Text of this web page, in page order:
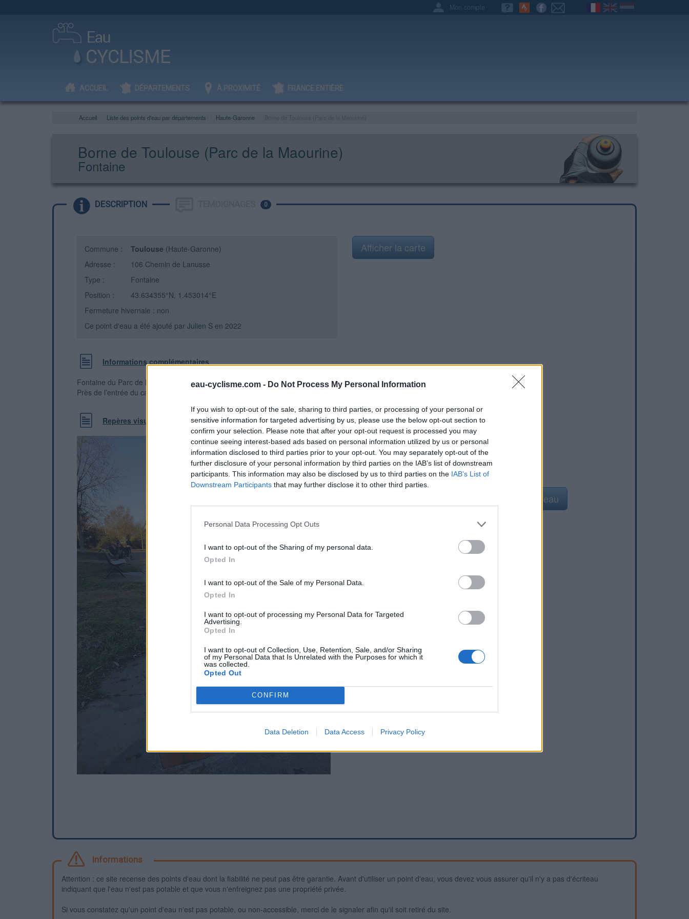
eau-cyclisme.com - Do Not Process My Personal Information
If you wish to opt-out of the sale, sharing to third parties, or processing of your personal or
sensitive information for targeted advertising by us, please use the below opt-out section to
confirm your selection. Please note that after your opt-out request is processed you may
continue seeing interest-based ads based on personal information utilized by us or personal
information disclosed to third parties prior to your opt-out. You may separately opt-out of the
further disclosure of your personal information by third parties on the IAB’s list of downstream
participants. This information may also be disclosed by us to third parties on the IAB’s List of
Downstream Participants that may further disclose it to other third parties.
Personal Data Processing Opt Outs
I want to opt-out of the Sharing of my personal data.
Opted In
I want to opt-out of the Sale of my Personal Data.
Opted In
I want to opt-out of processing my Personal Data for Targeted
Advertising.
Opted In
I want to opt-out of Collection, Use, Retention, Sale, and/or Sharing
of my Personal Data that Is Unrelated with the Purposes for which it
was collected.
Opted Out
CONFIRM
Data Deletion Data Access Privacy Policy
Mon compte
ACCUEIL DÉPARTEMENTS À PROXIMITÉ FRANCE ENTIÈRE
Accueil Liste des points d'eau par départements Haute-Garonne
Borne de Toulouse (Parc de la Maourine)
Fontaine
DESCRIPTION 0
Commune : Toulouse (Haute-Garonne)
Adresse :
106 Chemin de Lanusse
Type :
Fontaine
Position :
43.634355°N, 1.453014°E
Fermeture hivernale : non
Ce point d'eau a été ajouté par Julien S en 2022
Informations complémentaires
Fontaine du Parc de la Maourine, au bord du lac en face des jeux pour enfants.
Près de l’entrée du carrefour Chemin de Lanusse-Avenue Bourgès-Maunoury.
Repères visuels
Afficher la carte
Ajouter un point d'eau
Informations
Attention : ce site recense des points d'eau dont la fiabilité ne peut pas être garantie. Avant d'utiliser un point d'eau, vous devez vous assurer qu'il n'y a pas d'écriteau
indiquant que l'eau n'est pas potable et que vous n'enfreignez pas une propriété privée.
Si vous constatez qu'un point d'eau n'est pas potable, ou non-accessible, merci de le signaler afin qu'il soit retiré du site.